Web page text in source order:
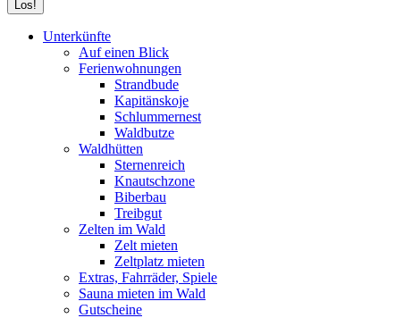
Unterkünfte
Auf einen Blick
Ferienwohnungen
Strandbude
Kapitänskoje
Schlummernest
Waldbutze
Waldhütten
Sternenreich
Knautschzone
Biberbau
Treibgut
Zelten im Wald
Zelt mieten
Zeltplatz mieten
Extras, Fahrräder, Spiele
Sauna mieten im Wald
Gutscheine